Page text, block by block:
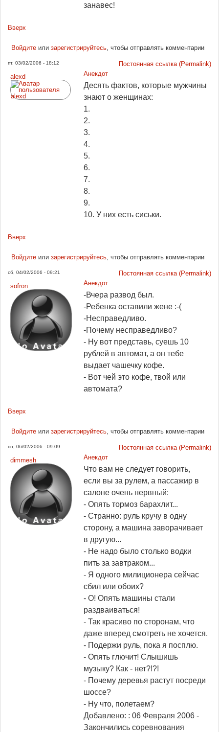
занавес!
Вверх
Войдитеили зарегистрируйтесь, чтобы отправлять комментарии
пт, 03/02/2006 - 18:12
Постоянная ссылка (Permalink)
alexd
Анекдот
Десять фактов, которые мужчины
знают о женщинах:
1.
2.
3.
4.
5.
6.
7.
8.
9.
10. У них есть сиськи.
Вверх
Войдитеили зарегистрируйтесь, чтобы отправлять комментарии
сб, 04/02/2006 - 09:21
Постоянная ссылка (Permalink)
sofron
Анекдот
-Вчера развод был.
-Ребенка оставили жене :-(
-Несправедливо.
-Почему несправедливо?
- Ну вот представь, суешь 10
рублей в автомат, а он тебе
выдает чашечку кофе.
- Вот чей это кофе, твой или
автомата?
Вверх
Войдитеили зарегистрируйтесь, чтобы отправлять комментарии
пн, 06/02/2006 - 09:09
Постоянная ссылка (Permalink)
dimmesh
Анекдот
Что вам не следует говорить,
если вы за рулем, а пассажир в
салоне очень нервный:
- Опять тормоз барахлит...
- Странно: руль кручу в одну
сторону, а машина заворачивает
в другую...
- Не надо было столько водки
пить за завтраком...
- Я одного милиционера сейчас
сбил или обоих?
- О! Опять машины стали
раздваиваться!
- Так красиво по сторонам, что
даже вперед смотреть не хочется.
- Подержи руль, пока я посплю.
- Опять глючит! Слышишь
музыку? Как - нет?!?!
- Почему деревья растут посреди
шоссе?
- Ну что, полетаем?
Добавлено: : 06 Февраля 2006 -
Закончились соревнования